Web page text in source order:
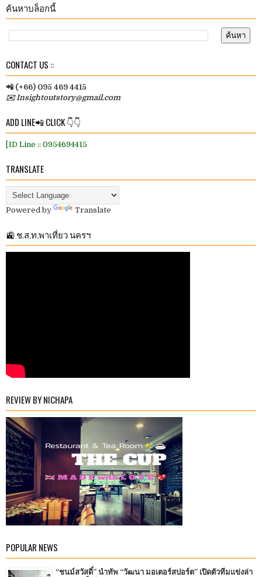
ค้นหาบล็อกนี้
CONTACT US ::
📲 (+66) 095 469 4415
✉️ Insightoutstory@gmail.com
ADD LINE📲 CLICK 👇👇
[ID Line :: 0954694415
TRANSLATE
Powered by Translate
🚉 ช.ส.ท.พาเที่ยว นครฯ
REVIEW BY NICHAPA
POPULAR NEWS
“ชนม์สวัสดิ์” นำทัพ “วัฒนา มอเตอร์สปอร์ต” เปิดตัวทีมแข่งล่า